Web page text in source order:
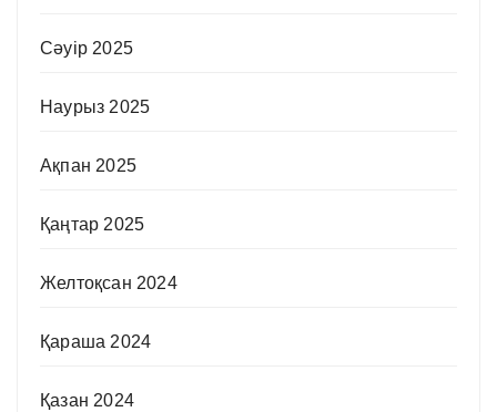
Сәуір 2025
Наурыз 2025
Ақпан 2025
Қаңтар 2025
Желтоқсан 2024
Қараша 2024
Қазан 2024